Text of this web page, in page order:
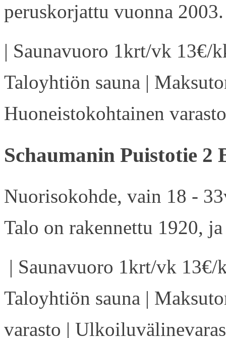
peruskorjattu vuonna 2003.
| Saunavuoro 1krt/vk 13€/
Taloyhtiön sauna |
Huoneistokohtainen
Schaumanin Puistotie 2
Nuorisokohde, vain 18 -
Talo on rakennettu 1920,
| Saunavuoro 1krt/vk
Taloyhtiön sauna |
varasto |